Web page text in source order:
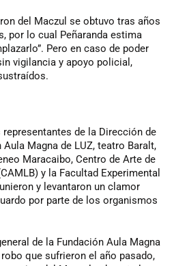
del Maczul se obtuvo tras años
por lo cual Peñaranda estima
Pero en caso de poder
vigilancia y apoyo policial,
de la Dirección de
Magna de LUZ, teatro Baralt,
Maracaibo, Centro de Arte de
y la Facultad Experimental
y levantaron un clamor
por parte de los organismos
de la Fundación Aula Magna
que sufrieron el año pasado,